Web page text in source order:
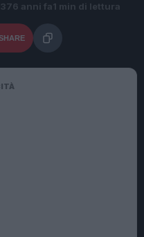
6 anni fa 1 min di lettura